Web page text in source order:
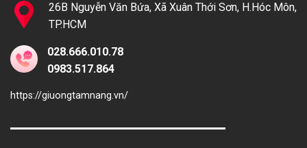
26B Nguyễn Văn Bứa, Xã Xuân Thới Sơn, H.Hóc Môn,
TP.HCM
028.666.010.78
0983.517.864
https://giuongtamnang.vn/